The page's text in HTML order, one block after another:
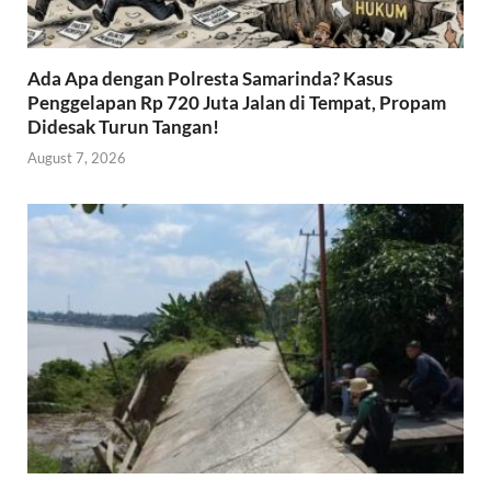
Ada Apa dengan Polresta Samarinda? Kasus
Penggelapan Rp 720 Juta Jalan di Tempat, Propam
Didesak Turun Tangan!
August 7, 2026